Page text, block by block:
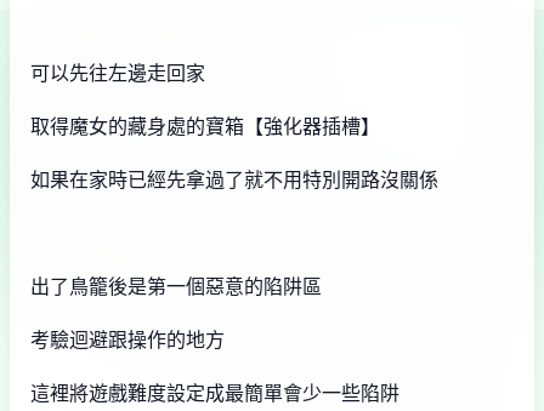
可以先往左邊走回家
取得魔女的藏身處的寶箱【強化器插槽】
如果在家時已經先拿過了就不用特別開路沒關係
出了鳥籠後是第一個惡意的陷阱區
考驗迴避跟操作的地方
這裡將遊戲難度設定成最簡單會少一些陷阱